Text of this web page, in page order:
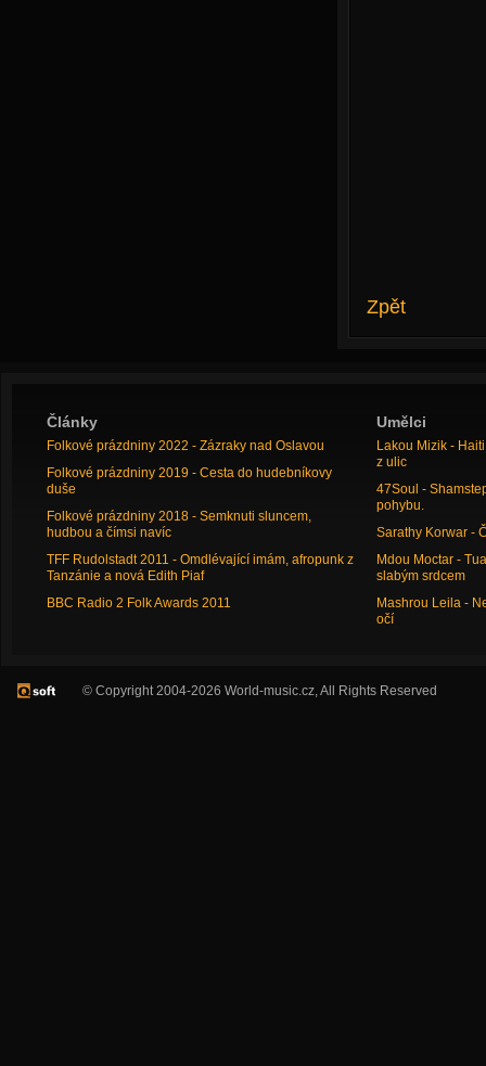
Zpět
Články
Folkové prázdniny 2022 - Zázraky nad Oslavou
Folkové prázdniny 2019 - Cesta do hudebníkovy
duše
Folkové prázdniny 2018 - Semknuti sluncem,
hudbou a čímsi navíc
TFF Rudolstadt 2011 - Omdlévající imám, afropunk z
Tanzánie a nová Edith Piaf
BBC Radio 2 Folk Awards 2011
Umělci
Lakou Mizik -
z ulic
47Soul -
pohybu.
Sarathy Korwar -
Mdou Moctar -
slabým srdcem
Mashrou Leila -
očí
© Copyright 2004-2026 World-music.cz, All Rights Reserved